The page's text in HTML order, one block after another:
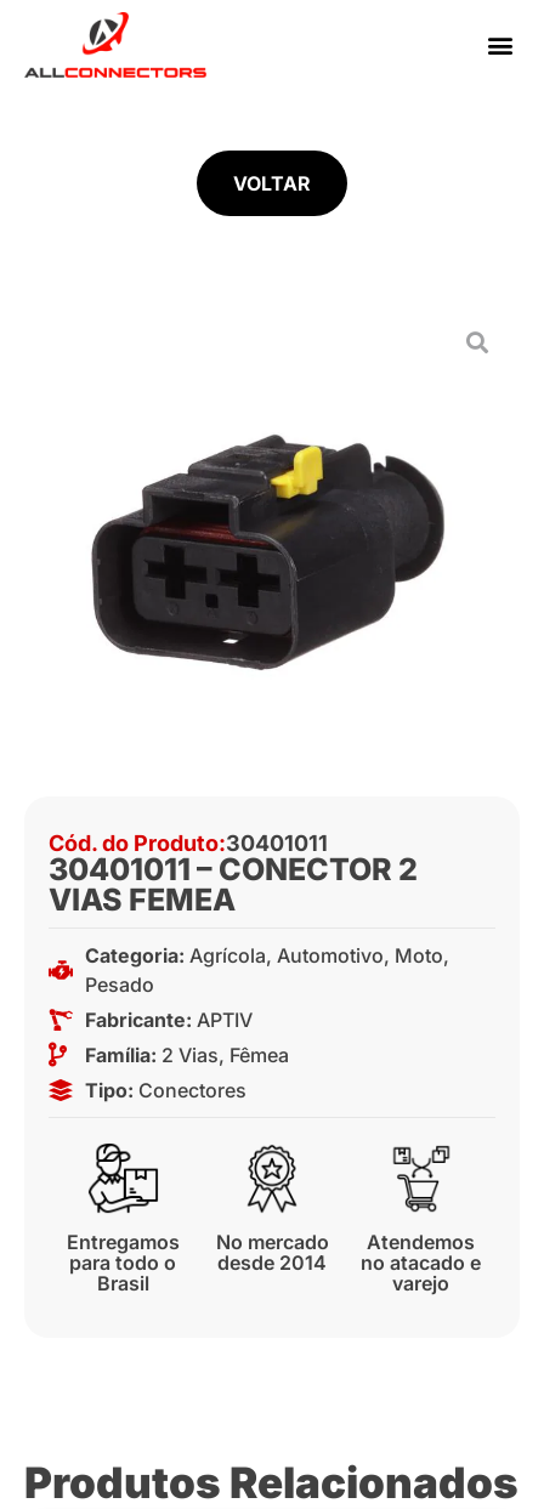
VOLTAR
Cód. do Produto:30401011
30401011 – CONECTOR 2
VIAS FEMEA
Categoria: Agrícola, Automotivo, Moto,
Pesado
Fabricante: APTIV
Família: 2 Vias, Fêmea
Tipo: Conectores
Entregamos
para todo o
Brasil
No mercado
desde 2014
Atendemos
no atacado e
varejo
Produtos Relacionados